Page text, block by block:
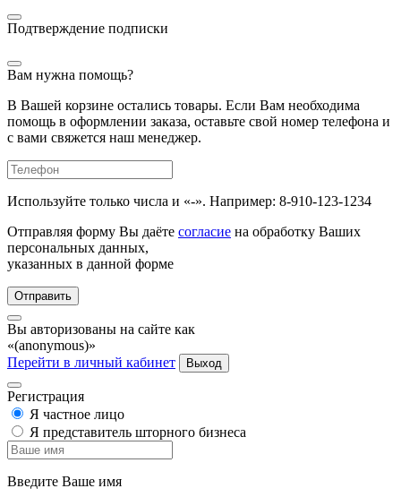
Подтверждение подписки
Вам нужна помощь?
В Вашей корзине остались товары. Если Вам необходима
помощь в оформлении заказа, оставьте свой номер телефона и
с вами свяжется наш менеджер.
Используйте только числа и «-». Например: 8-910-123-1234
Отправляя форму Вы даёте согласие на обработку Ваших
персональных данных,
указанных в данной форме
Отправить
Вы авторизованы на сайте как
«(anonymous)»
Перейти в личный кабинет
Выход
Регистрация
Я частное лицо
Я представитель шторного бизнеса
Введите Ваше имя